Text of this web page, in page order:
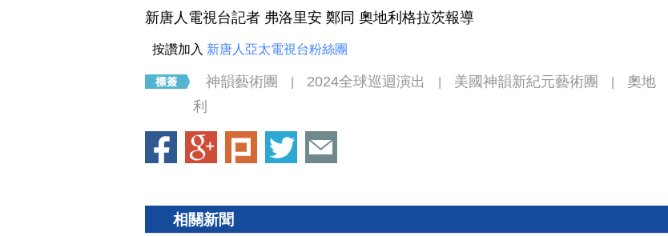
新唐人電視台記者 弗洛里安 鄭同 奧地利格拉茨報導
按讚加入 新唐人亞太電視台粉絲團
神韻藝術團 2024全球巡迴演出 美國神韻新紀元藝術團
奧地
利
相關新聞